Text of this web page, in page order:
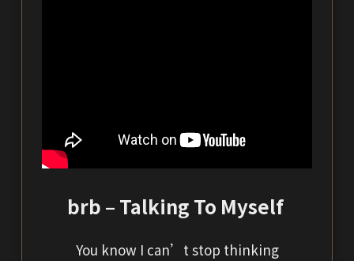
brb – Talking To Myself
You know I can’t stop thinking